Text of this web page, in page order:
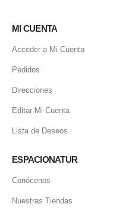
MI CUENTA
Acceder a Mi Cuenta
Pedidos
Direcciones
Editar Mi Cuenta
Lista de Deseos
ESPACIONATUR
Conócenos
Nuestras Tiendas